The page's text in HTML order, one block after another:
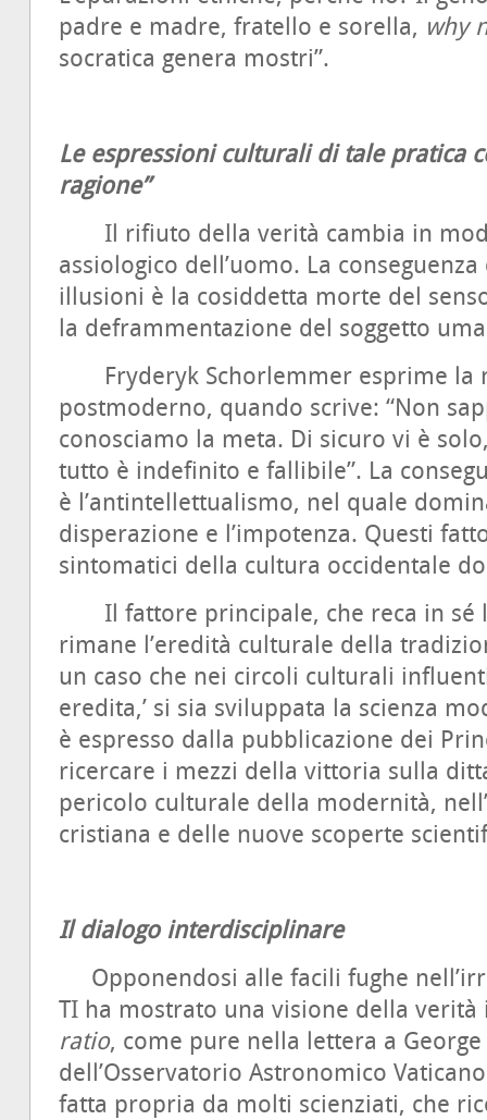
padre e madre, fratello e sorella, why
socratica genera mostri”.
Le espressioni culturali di tale pratica
ragione”
Il rifiuto della verità cambia in
assiologico dell’uomo. La
illusioni è la cosiddetta morte del
la deframmentazione del soggetto
Fryderyk Schorlemmer esprime la
postmoderno, quando scrive: “Non
conosciamo la meta. Di sicuro vi è
tutto è indefinito e fallibile”. La
è l’antintellettualismo, nel quale
disperazione e l’impotenza. Questi
sintomatici della cultura occidentale
Il fattore principale, che reca in sé
rimane l’eredità culturale della
un caso che nei circoli culturali
eredita,’ si sia sviluppata la scienza
è espresso dalla pubblicazione dei
ricercare i mezzi della vittoria sulla
pericolo culturale della modernità,
cristiana e delle nuove scoperte
Il dialogo interdisciplinare
Opponendosi alle facili fughe
TI ha mostrato una visione della
ratio, come pure nella lettera a
dell’Osservatorio Astronomico
fatta propria da molti scienziati, che